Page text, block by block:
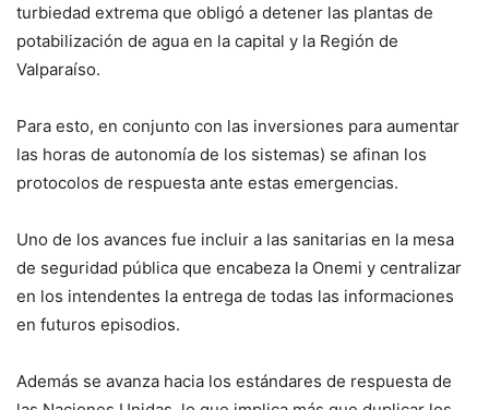
turbiedad extrema que obligó a detener las plantas de
potabilización de agua en la capital y la Región de
Valparaíso.
Para esto, en conjunto con las inversiones para aumentar
las horas de autonomía de los sistemas) se afinan los
protocolos de respuesta ante estas emergencias.
Uno de los avances fue incluir a las sanitarias en la mesa
de seguridad pública que encabeza la Onemi y centralizar
en los intendentes la entrega de todas las informaciones
en futuros episodios.
Además se avanza hacia los estándares de respuesta de